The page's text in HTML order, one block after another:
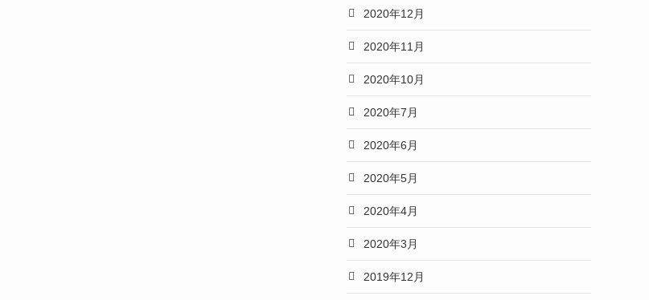
2020年12月
2020年11月
2020年10月
2020年7月
2020年6月
2020年5月
2020年4月
2020年3月
2019年12月